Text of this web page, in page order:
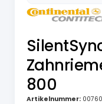
800
Artikelnummer: